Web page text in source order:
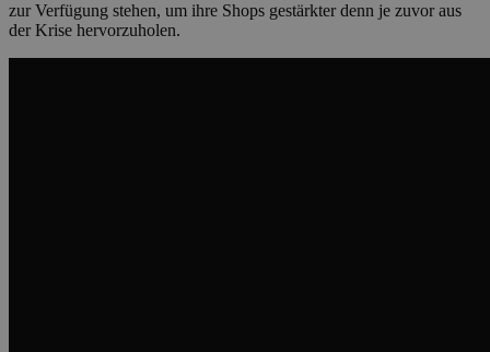
zur Verfügung stehen, um ihre Shops gestärkter denn je zuvor aus
der Krise hervorzuholen.